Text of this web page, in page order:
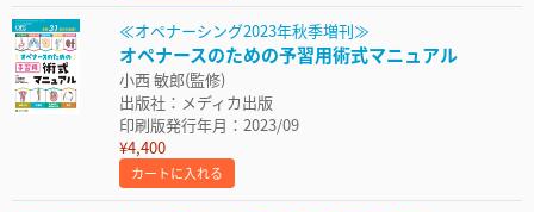
≪オペナーシング2023年秋季増刊≫
オペナースのための予習用術式マニュアル
小西 敏郎(監修)
出版社：メディカ出版
印刷版発行年月：2023/09
¥4,400
カートに入れる